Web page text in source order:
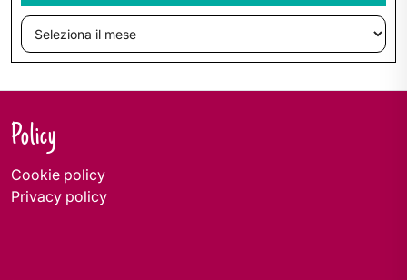
Archivi
Policy
Cookie policy
Privacy policy